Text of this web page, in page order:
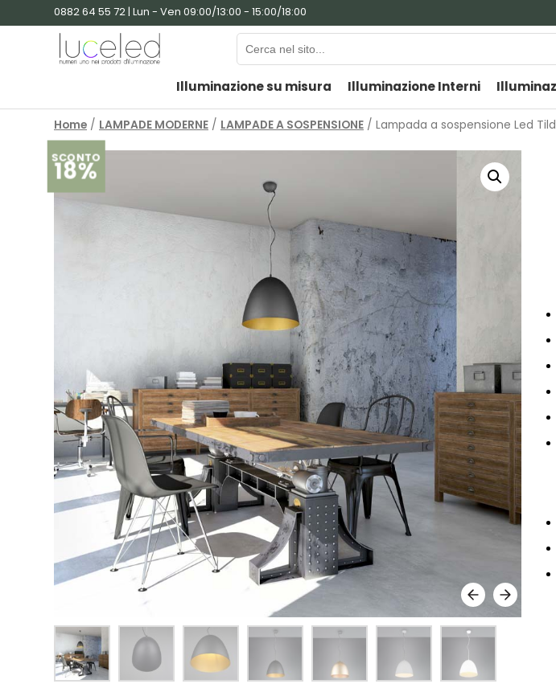
0882 64 55 72 | Lun - Ven 09:00/13:00 - 15:00/18:00
Illuminazione su misura Illuminazione Interni
Home / LAMPADE MODERNE / LAMPADE A SOSPENSIONE / Lampada a sospensione Led
SCONTO
18%